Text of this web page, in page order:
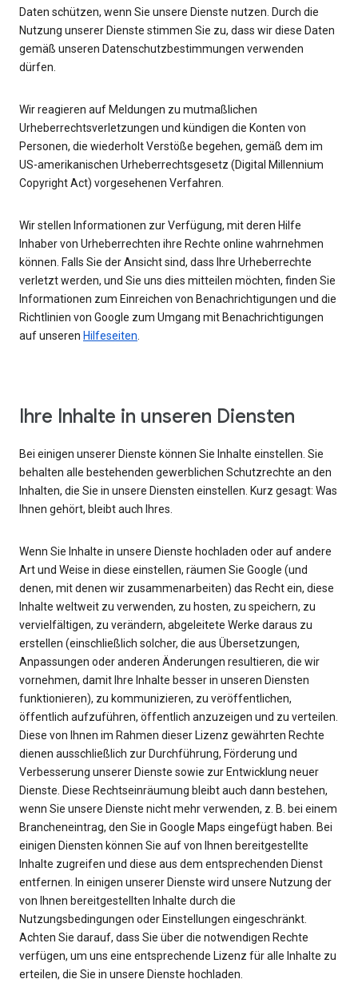
Daten schützen, wenn Sie unsere Dienste nutzen. Durch die
Nutzung unserer Dienste stimmen Sie zu, dass wir diese Daten
gemäß unseren Datenschutzbestimmungen verwenden
dürfen.
Wir reagieren auf Meldungen zu mutmaßlichen
Urheberrechtsverletzungen und kündigen die Konten von
Personen, die wiederholt Verstöße begehen, gemäß dem im
US-amerikanischen Urheberrechtsgesetz (Digital Millennium
Copyright Act) vorgesehenen Verfahren.
Wir stellen Informationen zur Verfügung, mit deren Hilfe
Inhaber von Urheberrechten ihre Rechte online wahrnehmen
können. Falls Sie der Ansicht sind, dass Ihre Urheberrechte
verletzt werden, und Sie uns dies mitteilen möchten, finden Sie
Informationen zum Einreichen von Benachrichtigungen und die
Richtlinien von Google zum Umgang mit Benachrichtigungen
auf unseren Hilfeseiten.
Ihre Inhalte in unseren Diensten
Bei einigen unserer Dienste können Sie Inhalte einstellen. Sie
behalten alle bestehenden gewerblichen Schutzrechte an den
Inhalten, die Sie in unsere Diensten einstellen. Kurz gesagt: Was
Ihnen gehört, bleibt auch Ihres.
Wenn Sie Inhalte in unsere Dienste hochladen oder auf andere
Art und Weise in diese einstellen, räumen Sie Google (und
denen, mit denen wir zusammenarbeiten) das Recht ein, diese
Inhalte weltweit zu verwenden, zu hosten, zu speichern, zu
vervielfältigen, zu verändern, abgeleitete Werke daraus zu
erstellen (einschließlich solcher, die aus Übersetzungen,
Anpassungen oder anderen Änderungen resultieren, die wir
vornehmen, damit Ihre Inhalte besser in unseren Diensten
funktionieren), zu kommunizieren, zu veröffentlichen,
öffentlich aufzuführen, öffentlich anzuzeigen und zu verteilen.
Diese von Ihnen im Rahmen dieser Lizenz gewährten Rechte
dienen ausschließlich zur Durchführung, Förderung und
Verbesserung unserer Dienste sowie zur Entwicklung neuer
Dienste. Diese Rechtseinräumung bleibt auch dann bestehen,
wenn Sie unsere Dienste nicht mehr verwenden, z. B. bei einem
Brancheneintrag, den Sie in Google Maps eingefügt haben. Bei
einigen Diensten können Sie auf von Ihnen bereitgestellte
Inhalte zugreifen und diese aus dem entsprechenden Dienst
entfernen. In einigen unserer Dienste wird unsere Nutzung der
von Ihnen bereitgestellten Inhalte durch die
Nutzungsbedingungen oder Einstellungen eingeschränkt.
Achten Sie darauf, dass Sie über die notwendigen Rechte
verfügen, um uns eine entsprechende Lizenz für alle Inhalte zu
erteilen, die Sie in unsere Dienste hochladen.